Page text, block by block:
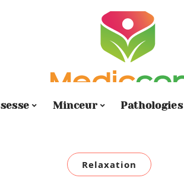
Minceur Pathologies
Relaxation